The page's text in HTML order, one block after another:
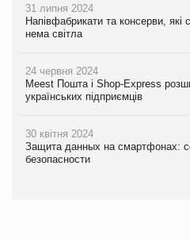
31 липня 2024
Напівфабрикати та консерви, які
нема світла
24 червня 2024
Meest Пошта і Shop-Express
українських підприємців
30 квітня 2024
Защита данных на смартфонах:
безопасности